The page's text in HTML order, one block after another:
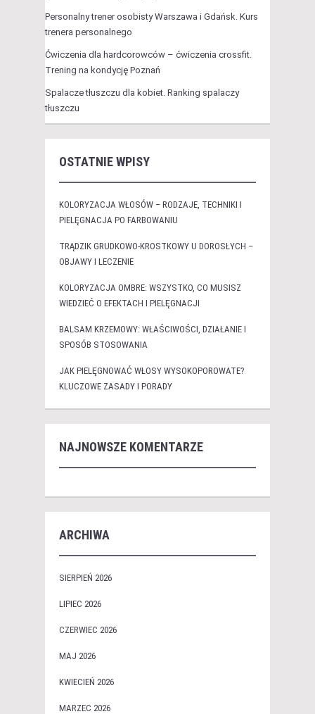
Personalny trener osobisty Warszawa i Gdańsk. Kurs
trenera personalnego
Ćwiczenia dla hardcorowców – ćwiczenia crossfit.
Trening na kondycję Poznań
Spalacze tłuszczu dla kobiet. Ranking spalaczy
tłuszczu
OSTATNIE WPISY
KOLORYZACJA WŁOSÓW – RODZAJE, TECHNIKI I
PIELĘGNACJA PO FARBOWANIU
TRĄDZIK GRUDKOWO-KROSTKOWY U DOROSŁYCH –
OBJAWY I LECZENIE
KOLORYZACJA OMBRE: WSZYSTKO, CO MUSISZ
WIEDZIEĆ O EFEKTACH I PIELĘGNACJI
BALSAM KRZEMOWY: WŁAŚCIWOŚCI, DZIAŁANIE I
SPOSÓB STOSOWANIA
JAK PIELĘGNOWAĆ WŁOSY WYSOKOPOROWATE?
KLUCZOWE ZASADY I PORADY
NAJNOWSZE KOMENTARZE
ARCHIWA
SIERPIEŃ 2026
LIPIEC 2026
CZERWIEC 2026
MAJ 2026
KWIECIEŃ 2026
MARZEC 2026